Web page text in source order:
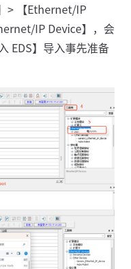
> 【Ethernet/IP
IP Device】，会
EDS】导入事先准备